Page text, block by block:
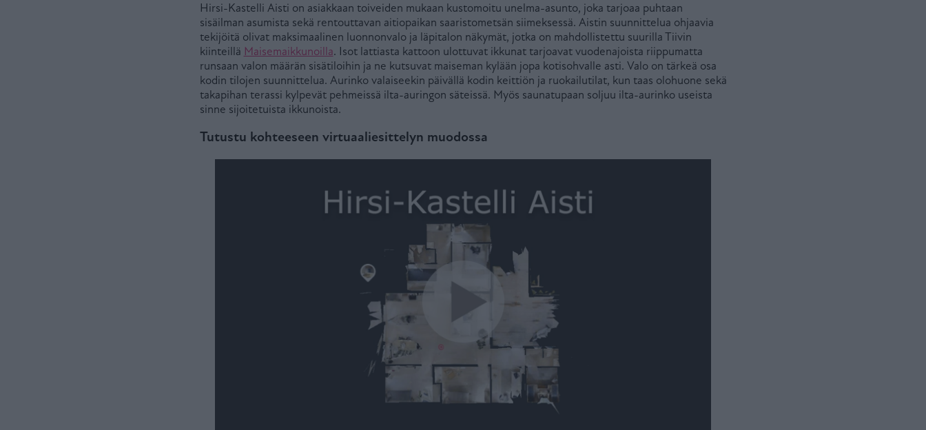
Hirsi-Kastelli Aisti on asiakkaan toiveiden mukaan kustomoitu unelma-asunto, joka tarjoaa puhtaan
sisäilman asumista sekä rentouttavan aitiopaikan saaristometsän siimeksessä. Aistin suunnittelua ohjaavia
tekijöitä olivat maksimaalinen luonnonvalo ja läpitalon näkymät, jotka on mahdollistettu suurilla Tiivin
kiinteillä Maisemaikkunoilla. Isot lattiasta kattoon ulottuvat ikkunat tarjoavat vuodenajoista riippumatta
runsaan valon määrän sisätiloihin ja ne kutsuvat maiseman kylään jopa kotisohvalle asti. Valo on tärkeä osa
kodin tilojen suunnittelua. Aurinko valaiseekin päivällä kodin keittiön ja ruokailutilat, kun taas olohuone sekä
takapihan terassi kylpevät pehmeissä ilta-auringon säteissä. Myös saunatupaan soljuu ilta-aurinko useista
sinne sijoitetuista ikkunoista.
Tutustu kohteeseen virtuaaliesittelyn muodossa